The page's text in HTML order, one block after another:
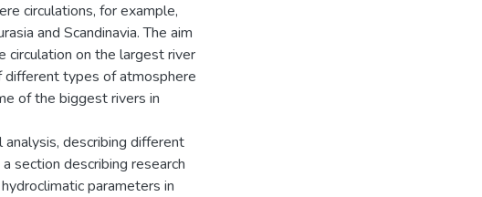
circulations, for example,
and Scandinavia. The aim
circulation on the largest river
different types of atmosphere
of the biggest rivers in
describing different
section describing research
parameters in